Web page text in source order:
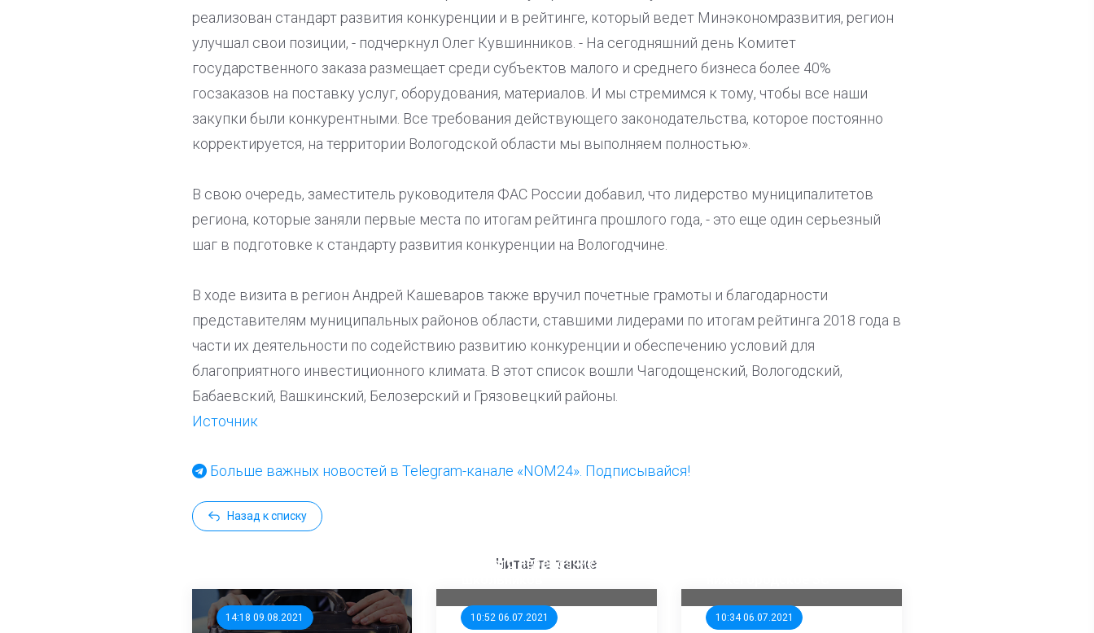
реализован стандарт развития конкуренции и в рейтинге, который ведет Минэкономразвития, регион
улучшал свои позиции, - подчеркнул Олег Кувшинников. - На сегодняшний день Комитет
государственного заказа размещает среди субъектов малого и среднего бизнеса более 40%
госзаказов на поставку услуг, оборудования, материалов. И мы стремимся к тому, чтобы все наши
закупки были конкурентными. Все требования действующего законодательства, которое постоянно
корректируется, на территории Вологодской области мы выполняем полностью».
В свою очередь, заместитель руководителя ФАС России добавил, что лидерство муниципалитетов
региона, которые заняли первые места по итогам рейтинга прошлого года, - это еще один серьезный
шаг в подготовке к стандарту развития конкуренции на Вологодчине.
В ходе визита в регион Андрей Кашеваров также вручил почетные грамоты и благодарности
представителям муниципальных районов области, ставшими лидерами по итогам рейтинга 2018 года в
части их деятельности по содействию развитию конкуренции и обеспечению условий для
благоприятного инвестиционного климата. В этот список вошли Чагодощенский, Вологодский,
Бабаевский, Вашкинский, Белозерский и Грязовецкий районы.
Источник
Больше важных новостей в Telegram-канале «NOM24». Подписывайся!
Назад к списку
Читайте также
14:18 09.08.2021 10:52 06.07.2021
единого перевозчика для
10:34 06.07.2021